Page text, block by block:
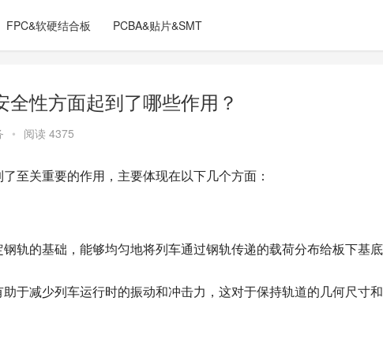
FPC&软硬结合板 PCBA&贴片&SMT
性方面起到了哪些作用？
• 阅读 4375
至关重要的作用，主要体现在以下几个方面：
轨的基础，能够均匀地将列车通过钢轨传递的载荷分布给板下基
于减少列车运行时的振动和冲击力，这对于保持轨道的几何尺寸